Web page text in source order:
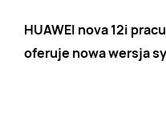
HUAWEI nova 12i
oferuje nowa wersja